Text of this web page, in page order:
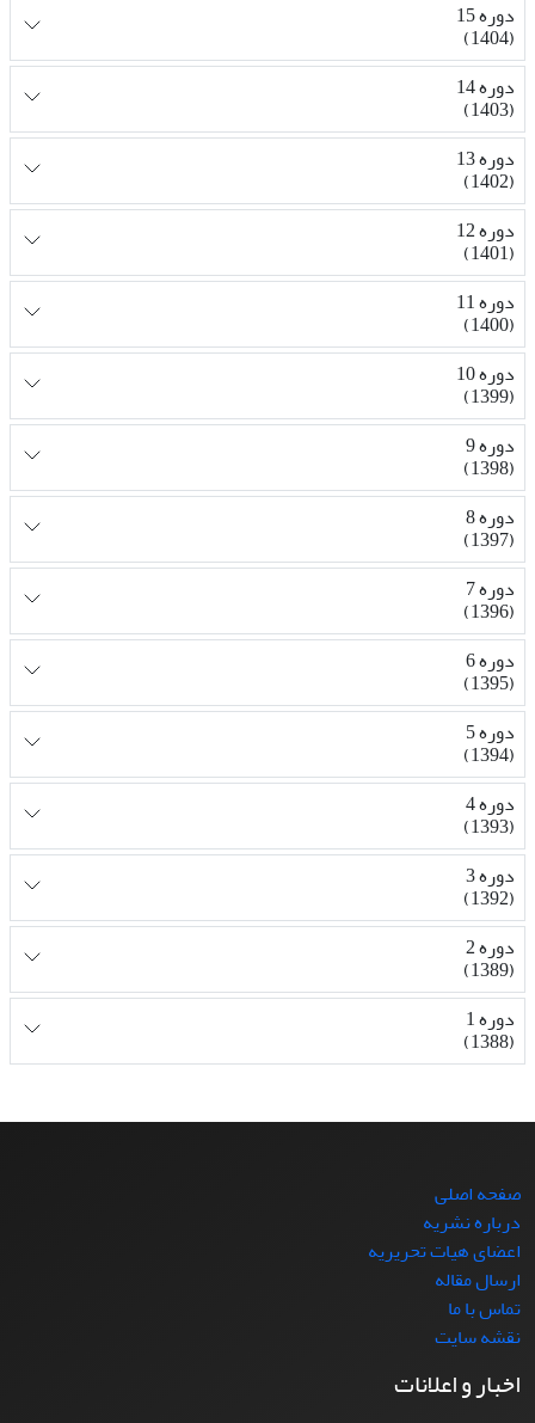
دوره 15
(1404)
دوره 14
(1403)
دوره 13
(1402)
دوره 12
(1401)
دوره 11
(1400)
دوره 10
(1399)
دوره 9
(1398)
دوره 8
(1397)
دوره 7
(1396)
دوره 6
(1395)
دوره 5
(1394)
دوره 4
(1393)
دوره 3
(1392)
دوره 2
(1389)
دوره 1
(1388)
صفحه اصلی
درباره نشریه
اعضای هیات تحریریه
ارسال مقاله
تماس با ما
نقشه سایت
اخبار و اعلانات